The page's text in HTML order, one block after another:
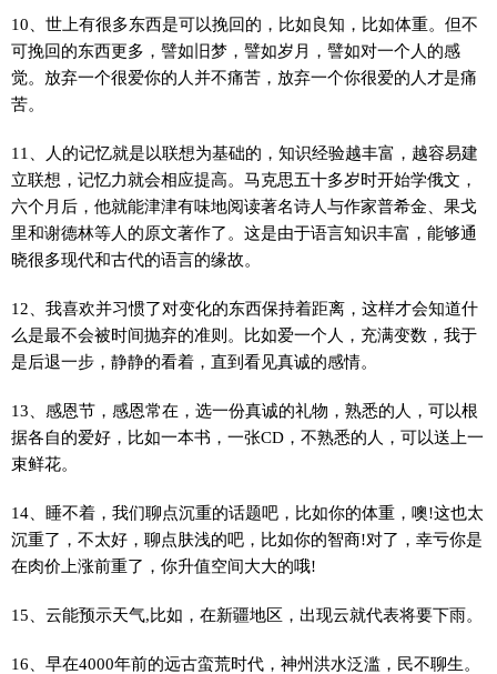
10、世上有很多东西是可以挽回的，比如良知，比如体重。但不
可挽回的东西更多，譬如旧梦，譬如岁月，譬如对一个人的感
觉。放弃一个很爱你的人并不痛苦，放弃一个你很爱的人才是痛
苦。
11、人的记忆就是以联想为基础的，知识经验越丰富，越容易建
立联想，记忆力就会相应提高。马克思五十多岁时开始学俄文，
六个月后，他就能津津有味地阅读著名诗人与作家普希金、果戈
里和谢德林等人的原文著作了。这是由于语言知识丰富，能够通
晓很多现代和古代的语言的缘故。
12、我喜欢并习惯了对变化的东西保持着距离，这样才会知道什
么是最不会被时间抛弃的准则。比如爱一个人，充满变数，我于
是后退一步，静静的看着，直到看见真诚的感情。
13、感恩节，感恩常在，选一份真诚的礼物，熟悉的人，可以根
据各自的爱好，比如一本书，一张CD，不熟悉的人，可以送上一
束鲜花。
14、睡不着，我们聊点沉重的话题吧，比如你的体重，噢!这也太
沉重了，不太好，聊点肤浅的吧，比如你的智商!对了，幸亏你是
在肉价上涨前重了，你升值空间大大的哦!
15、云能预示天气,比如，在新疆地区，出现云就代表将要下雨。
16、早在4000年前的远古蛮荒时代，神州洪水泛滥，民不聊生。